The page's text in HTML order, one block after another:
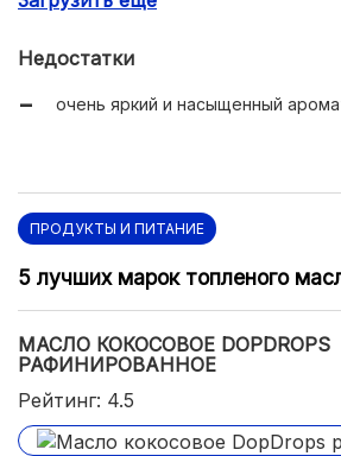
Недостатки
очень яркий и насыщенный
ПРОДУКТЫ И ПИТАНИЕ
5 лучших марок топленого
МАСЛО КОКОСОВОЕ DOPDROPS
РАФИНИРОВАННОЕ
Рейтинг: 4.5